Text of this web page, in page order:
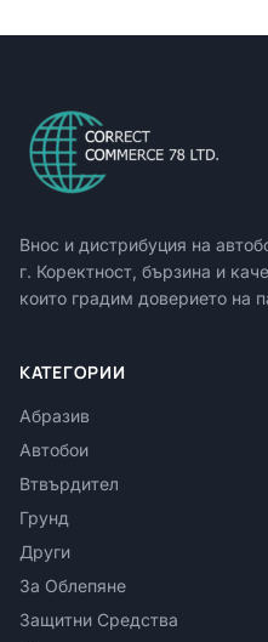
Внос и дистрибуция на
г. Коректност, бързина и
които градим доверието на
КАТЕГОРИИ
Абразив
Автобои
Втвърдител
Грунд
Други
За Облепяне
Защитни Средства